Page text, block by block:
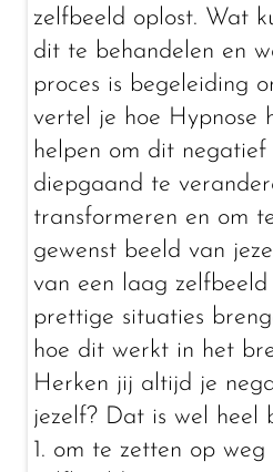
zelfbeeld oplost. Wat
dit te behandelen en
proces is begeleiding
vertel je hoe Hypnose
helpen om dit negatief
diepgaand te
transformeren en om
gewenst beeld van
van een laag
prettige situaties
hoe dit werkt in het
Herken jij altijd je
jezelf? Dat is wel heel
1. om te zetten op